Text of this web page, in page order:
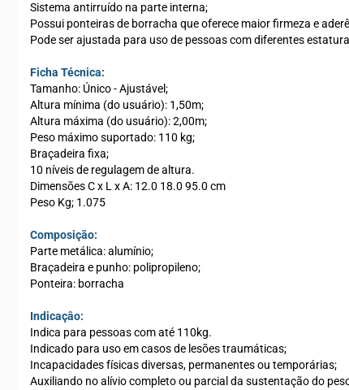
Sistema antirruído na parte interna;
Possui ponteiras de borracha que oferece maior firmeza e
Pode ser ajustada para uso de pessoas com diferentes
Ficha Técnica:
Tamanho: Único - Ajustável;
Altura mínima (do usuário): 1,50m;
Altura máxima (do usuário): 2,00m;
Peso máximo suportado: 110 kg;
Braçadeira fixa;
10 níveis de regulagem de altura.
Dimensões C x L x A: 12.0 18.0 95.0 cm
Peso Kg; 1.075
Composição:
Parte metálica: alumínio;
Braçadeira e punho: polipropileno;
Ponteira: borracha
Indicaçâo:
Indica para pessoas com até 110kg.
Indicado para uso em casos de lesões traumáticas;
Incapacidades físicas diversas, permanentes ou temporárias;
Auxiliando no alívio completo ou parcial da sustentação do